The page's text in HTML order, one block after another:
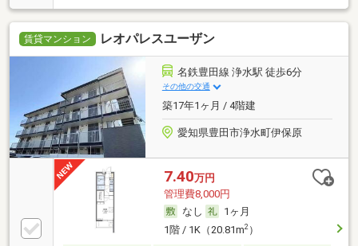
賃貸マンション レオパレスユーザン
名鉄豊田線 浄水駅 徒歩6分
その他の交通
築17年1ヶ月 / 4階建
愛知県豊田市浄水町伊保原
7.40万円
管理費8,000円
なし
1ヶ月
1階 / 1K（20.81m2）